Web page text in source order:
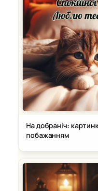
На добраніч:
побажанням